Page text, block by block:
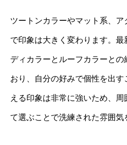
ツートンカラーやマット系、
で印象は大きく変わります。
ディカラーとルーフカラーと
おり、自分の好みで個性を出
える印象は非常に強いため、
て選ぶことで洗練された雰囲気